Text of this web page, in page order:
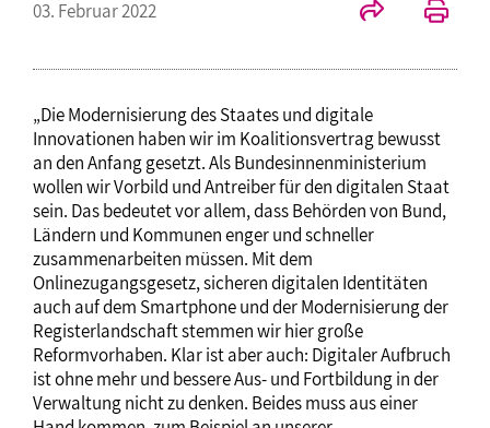
03. Februar 2022
„Die Modernisierung des Staates und digitale
Innovationen haben wir im Koalitionsvertrag bewusst
an den Anfang gesetzt. Als Bundesinnenministerium
wollen wir Vorbild und Antreiber für den digitalen Staat
sein. Das bedeutet vor allem, dass Behörden von Bund,
Ländern und Kommunen enger und schneller
zusammenarbeiten müssen. Mit dem
Onlinezugangsgesetz, sicheren digitalen Identitäten
auch auf dem Smartphone und der Modernisierung der
Registerlandschaft stemmen wir hier große
Reformvorhaben. Klar ist aber auch: Digitaler Aufbruch
ist ohne mehr und bessere Aus- und Fortbildung in der
Verwaltung nicht zu denken. Beides muss aus einer